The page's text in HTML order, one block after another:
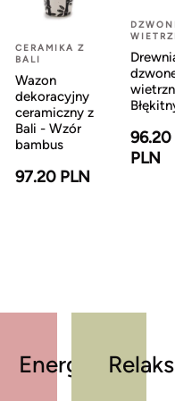
CERAMIKA Z
BALI
Wazon
dekoracyjny
ceramiczny z
Bali - Wzór
bambus
97.20 PLN
96.20
PLN
Energia Relaks